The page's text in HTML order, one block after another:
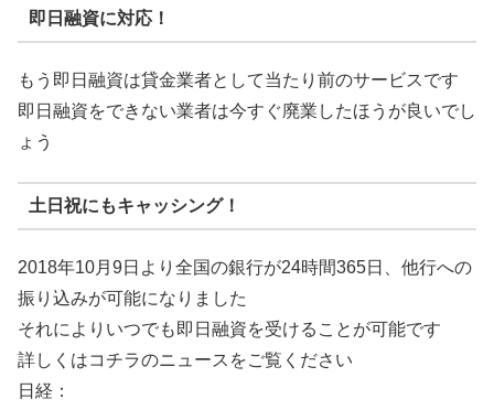
即日融資に対応！
もう即日融資は貸金業者として当たり前のサービスです
即日融資をできない業者は今すぐ廃業したほうが良いでし
ょう
土日祝にもキャッシング！
2018年10月9日より全国の銀行が24時間365日、他行への
振り込みが可能になりました
それによりいつでも即日融資を受けることが可能です
詳しくはコチラのニュースをご覧ください
日経：